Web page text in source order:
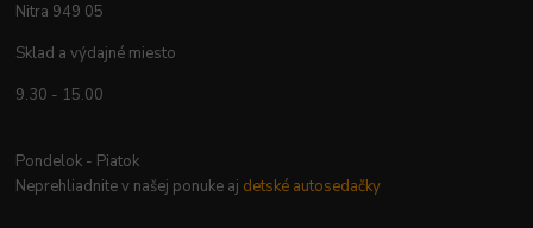
Nitra 949 05
Sklad a výdajné miesto
9.30 - 15.00
Pondelok - Piatok
Neprehliadnite v našej ponuke aj detské autosedačky